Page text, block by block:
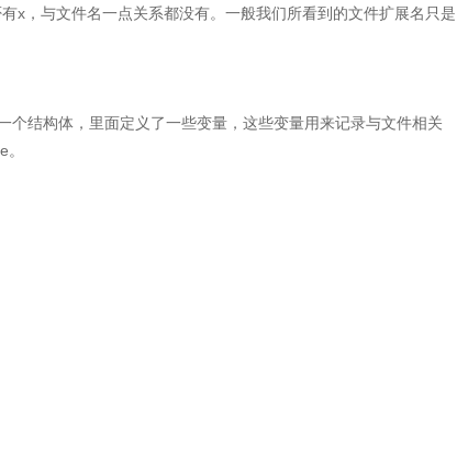
x，与文件名一点关系都没有。一般我们所看到的文件扩展名只是
结构体，里面定义了一些变量，这些变量用来记录与文件相关